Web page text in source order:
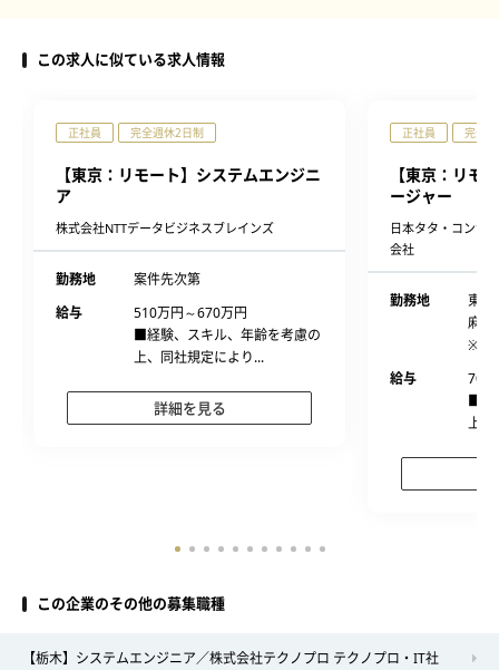
この求人に似ている求人情報
正社員 完全週休2日制
【東京：リモート】システムエンジニ
ア
株式会社NTTデータビジネスブレインズ
勤務地
案件先次第
給与
510万円～670万円
■経験、スキル、年齢を考慮の
上、同社規定により...
詳細を見る
正社員 完全
【東京：リモ
ージャー
日本タタ・コンサ
会社
勤務地
東京
麻布
※プ
給与
700
■経
上、
この企業のその他の募集職種
【栃木】システムエンジニア／株式会社テクノプロ テクノプロ・IT社